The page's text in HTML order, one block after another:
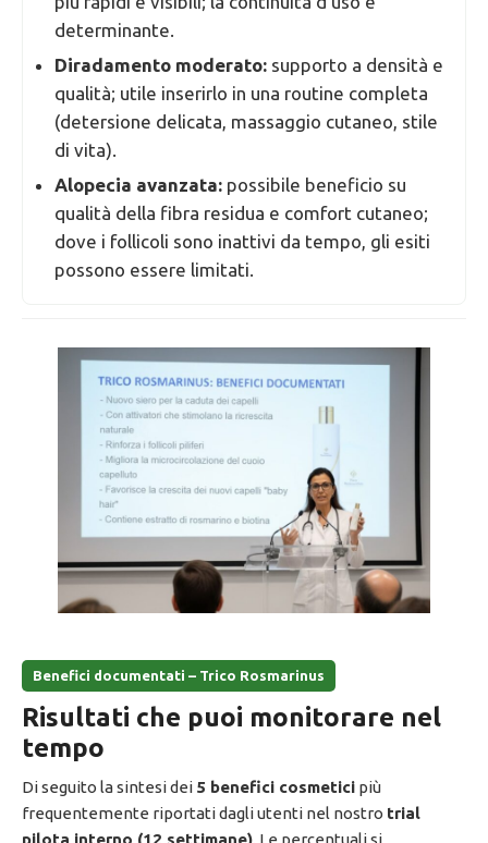
determinante.
Diradamento moderato: supporto a densità e
qualità; utile inserirlo in una routine completa
(detersione delicata, massaggio cutaneo, stile
di vita).
Alopecia avanzata: possibile beneficio su
qualità della fibra residua e comfort cutaneo;
dove i follicoli sono inattivi da tempo, gli esiti
possono essere limitati.
Benefici documentati – Trico Rosmarinus
Risultati che puoi monitorare nel
tempo
Di seguito la sintesi dei 5 benefici cosmetici più
frequentemente riportati dagli utenti nel nostro trial
pilota interno (12 settimane). Le percentuali si